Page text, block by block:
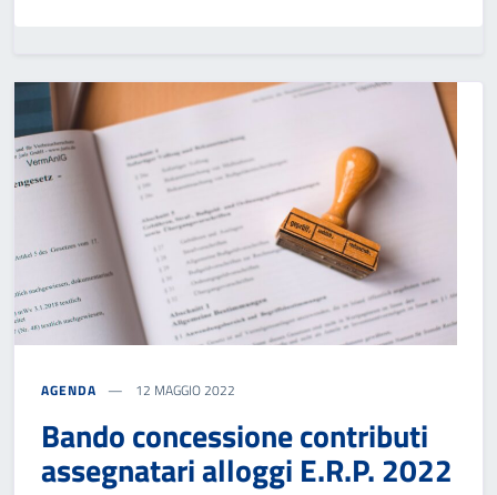
AGENDA 12 MAGGIO 2022
Bando concessione contributi
assegnatari alloggi E.R.P. 2022